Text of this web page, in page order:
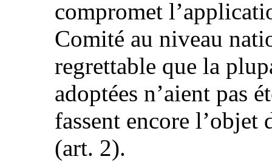
compromet
Comité au niveau
regrettable que la
adoptées n’aient pas
fassent encore l’objet
(art. 2).